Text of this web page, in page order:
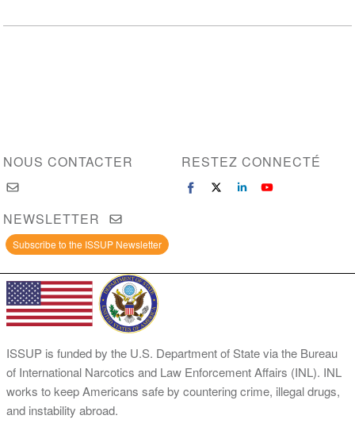
NOUS CONTACTER RESTEZ CONNECTÉ
NEWSLETTER
Subscribe to the ISSUP Newsletter
ISSUP is funded by the U.S. Department of State via the Bureau
of International Narcotics and Law Enforcement Affairs (INL). INL
works to keep Americans safe by countering crime, illegal drugs,
and instability abroad.